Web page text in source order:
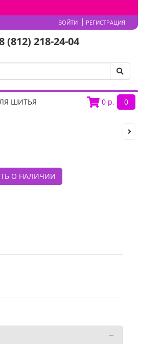
ВОЙТИ РЕГИСТРАЦИЯ
(812) 218-24-04
0 р. 0
ШИТЬЯ